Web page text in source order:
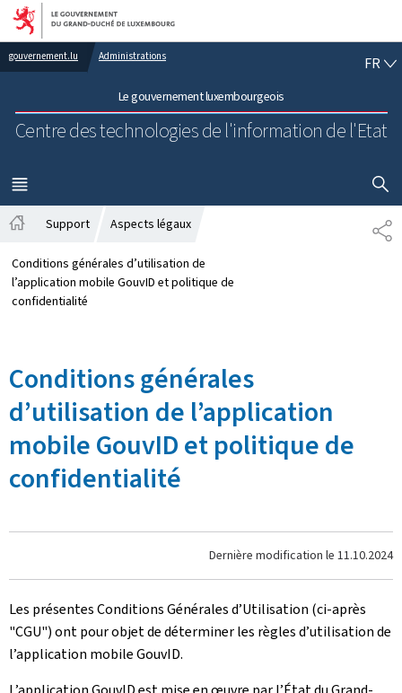
Aller au menu principal
Aller au contenu
gouvernement.lu Administrations
Le gouvernement luxembourgeois
Centre des technologies de l'information de l'Etat
FR
MENU
PRINCIPAL
Support Aspects légaux
Conditions générales d’utilisation de
l’application mobile GouvID et politique de
confidentialité
Conditions générales
d’utilisation de l’application
mobile GouvID et politique de
confidentialité
Dernière modification le 11.10.2024
Les présentes Conditions Générales d’Utilisation (ci-après
"CGU") ont pour objet de déterminer les règles d’utilisation de
l’application mobile GouvID.